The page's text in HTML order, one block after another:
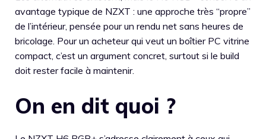
avantage typique de NZXT : une approche très “propre”
de l’intérieur, pensée pour un rendu net sans heures de
bricolage. Pour un acheteur qui veut un boîtier PC vitrine
compact, c’est un argument concret, surtout si le build
doit rester facile à maintenir.
On en dit quoi ?